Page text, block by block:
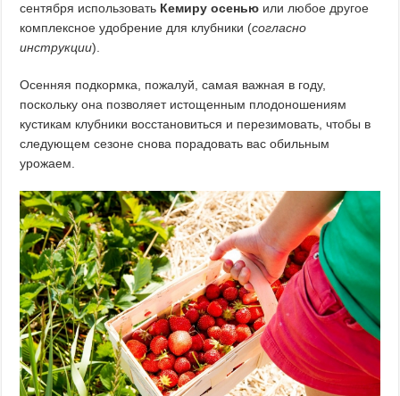
сентября использовать Кемиру осенью или любое другое
комплексное удобрение для клубники (согласно
инструкции).
Осенняя подкормка, пожалуй, самая важная в году,
поскольку она позволяет истощенным плодоношениям
кустикам клубники восстановиться и перезимовать, чтобы в
следующем сезоне снова порадовать вас обильным
урожаем.